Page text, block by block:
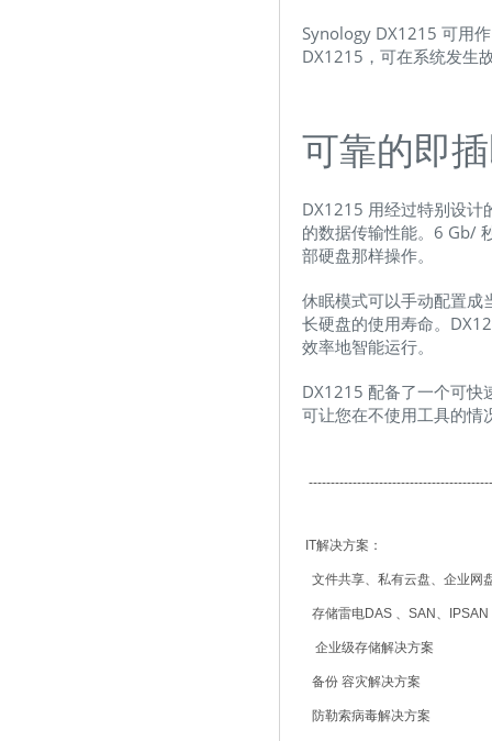
Synology DX1215 可用
DX1215，可在系统发生
可靠的即
DX1215 用经过特别设计
的数据传输性能。6 Gb/
部硬盘那样操作。
休眠模式可以手动配置成
长硬盘的使用寿命。
效率地智能运行。
DX1215 配备了一个可快
可让您在不使用工具的情
IT解决方案：
文件共享、私有云盘、企业网
存储雷电DAS 、SAN、IPSAN
企业级存储解决方案
备份 容灾解决方案
防勒索病毒解决方案